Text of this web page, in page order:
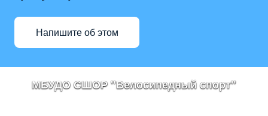
Напишите об этом
МБУДО СШОР "Велосипедный спорт"